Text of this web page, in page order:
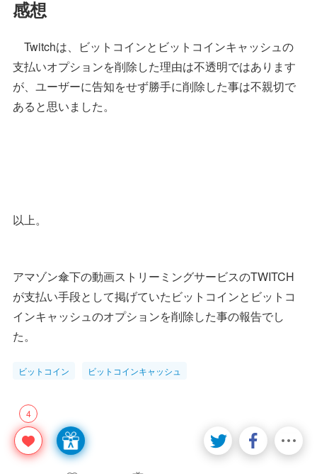
感想
Twitchは、ビットコインとビットコインキャッシュの
支払いオプションを削除した理由は不透明ではあります
が、ユーザーに告知をせず勝手に削除した事は不親切で
あると思いました。
以上。
アマゾン傘下の動画ストリーミングサービスのTWITCH
が支払い手段として掲げていたビットコインとビットコ
インキャッシュのオプションを削除した事の報告でし
た。
ビットコイン ビットコインキャッシュ
4